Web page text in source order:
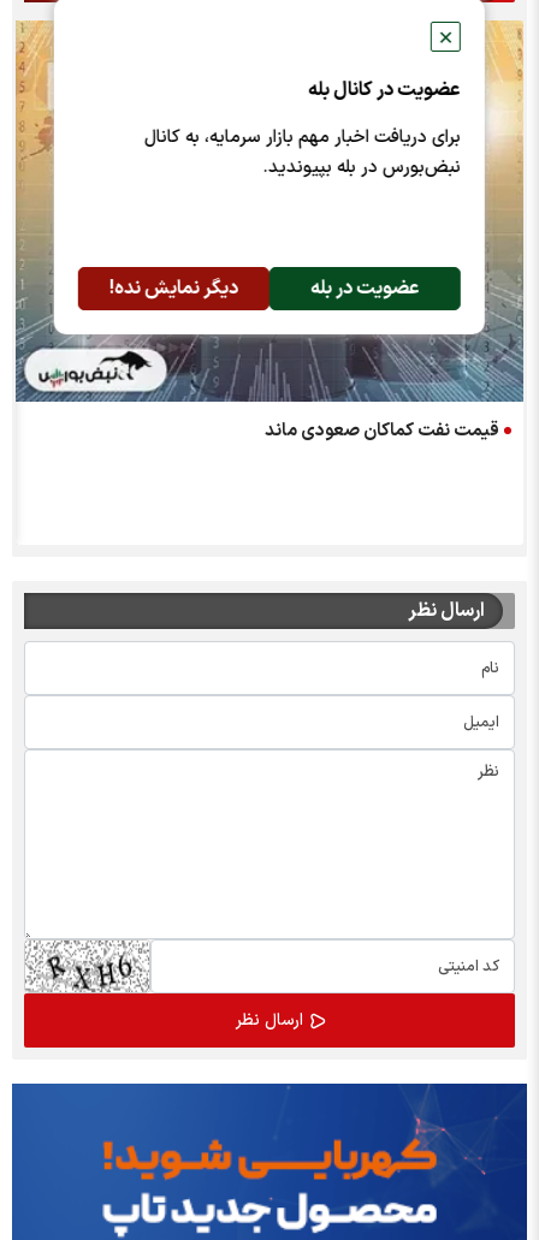
✕
عضویت در کانال بله
برای دریافت اخبار مهم بازار سرمایه، به کانال
نبض‌بورس در بله بپیوندید.
عضویت در بله دیگر نمایش نده!
قیمت نفت کماکان صعودی ماند
ارسال نظر